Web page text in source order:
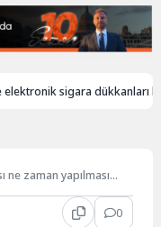
sigara dükkanları hala
ne zaman yapılması
0